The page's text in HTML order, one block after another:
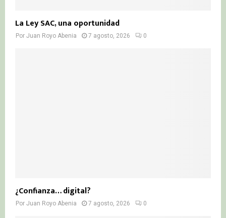
La Ley SAC, una oportunidad
Por Juan Royo Abenia 7 agosto, 2026 0
¿Confianza… digital?
Por Juan Royo Abenia 7 agosto, 2026 0